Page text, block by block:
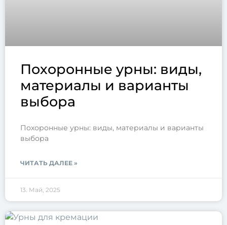
Похоронные урны: виды,
материалы и варианты
выбора
Похоронные урны: виды, материалы и варианты
выбора
ЧИТАТЬ ДАЛЕЕ »
13. Май, 2025